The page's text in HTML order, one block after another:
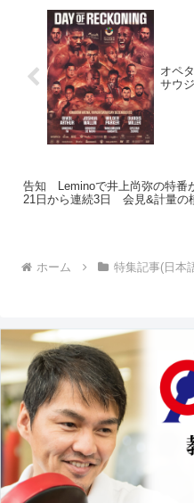
オペ
サウ
告知 Leminoで井上尚弥の特番
21日から連続3日 会見&計量の
ホーム 特集記事(日本